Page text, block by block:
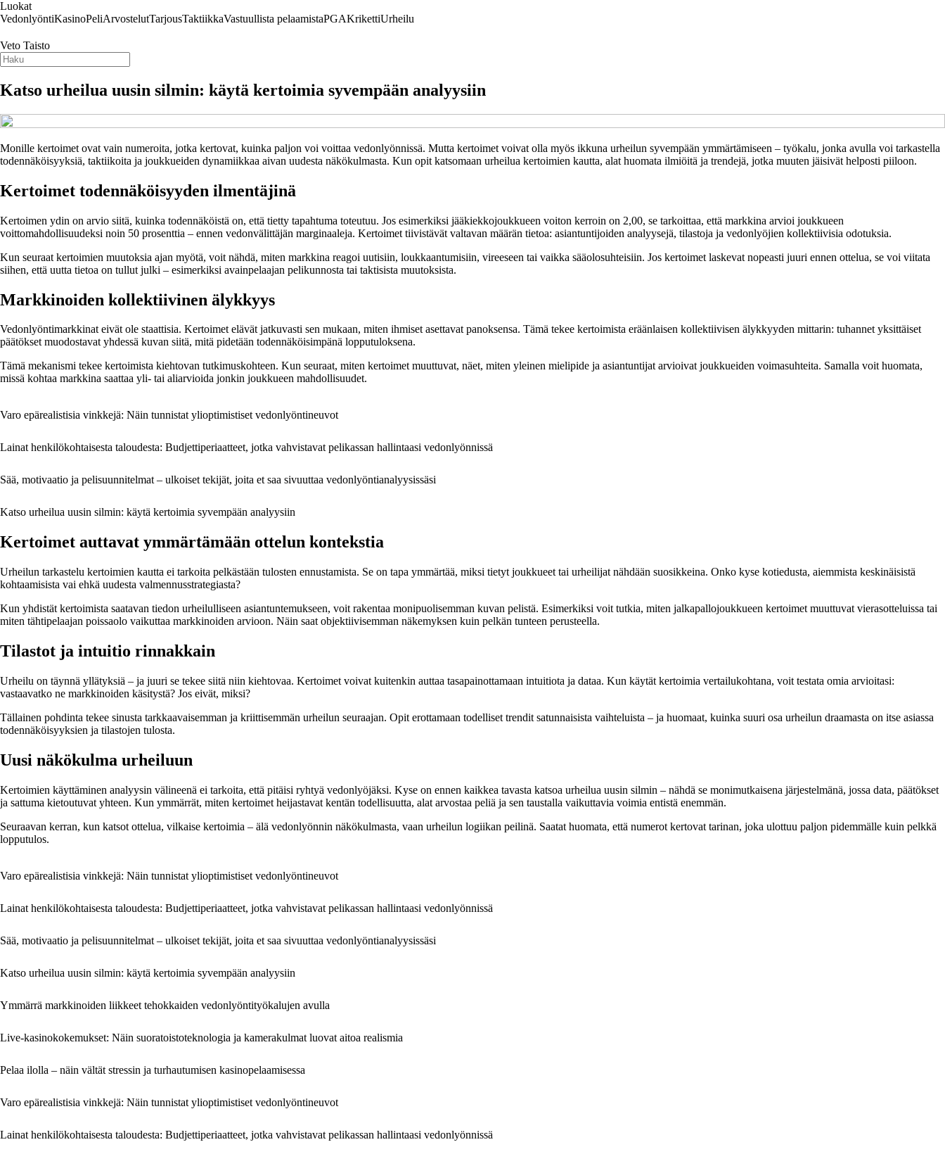
Luokat
VedonlyöntiKasinoPeliArvostelutTarjousTaktiikkaVastuullista pelaamistaPGAKrikettiUrheilu
Veto Taisto
Katso urheilua uusin silmin: käytä kertoimia syvempään analyysiin
Monille kertoimet ovat vain numeroita, jotka kertovat, kuinka paljon voi voittaa vedonlyönnissä. Mutta kertoimet voivat olla myös ikkuna urheilun syvempään ymmärtämiseen – työkalu, jonka avulla voi tarkastella
todennäköisyyksiä, taktiikoita ja joukkueiden dynamiikkaa aivan uudesta näkökulmasta. Kun opit katsomaan urheilua kertoimien kautta, alat huomata ilmiöitä ja trendejä, jotka muuten jäisivät helposti piiloon.
Kertoimet todennäköisyyden ilmentäjinä
Kertoimen ydin on arvio siitä, kuinka todennäköistä on, että tietty tapahtuma toteutuu. Jos esimerkiksi jääkiekkojoukkueen voiton kerroin on 2,00, se tarkoittaa, että markkina arvioi joukkueen
voittomahdollisuudeksi noin 50 prosenttia – ennen vedonvälittäjän marginaaleja. Kertoimet tiivistävät valtavan määrän tietoa: asiantuntijoiden analyysejä, tilastoja ja vedonlyöjien kollektiivisia odotuksia.
Kun seuraat kertoimien muutoksia ajan myötä, voit nähdä, miten markkina reagoi uutisiin, loukkaantumisiin, vireeseen tai vaikka sääolosuhteisiin. Jos kertoimet laskevat nopeasti juuri ennen ottelua, se voi viitata
siihen, että uutta tietoa on tullut julki – esimerkiksi avainpelaajan pelikunnosta tai taktisista muutoksista.
Markkinoiden kollektiivinen älykkyys
Vedonlyöntimarkkinat eivät ole staattisia. Kertoimet elävät jatkuvasti sen mukaan, miten ihmiset asettavat panoksensa. Tämä tekee kertoimista eräänlaisen kollektiivisen älykkyyden mittarin: tuhannet yksittäiset
päätökset muodostavat yhdessä kuvan siitä, mitä pidetään todennäköisimpänä lopputuloksena.
Tämä mekanismi tekee kertoimista kiehtovan tutkimuskohteen. Kun seuraat, miten kertoimet muuttuvat, näet, miten yleinen mielipide ja asiantuntijat arvioivat joukkueiden voimasuhteita. Samalla voit huomata,
missä kohtaa markkina saattaa yli- tai aliarvioida jonkin joukkueen mahdollisuudet.
Varo epärealistisia vinkkejä: Näin tunnistat ylioptimistiset vedonlyöntineuvot
Lainat henkilökohtaisesta taloudesta: Budjettiperiaatteet, jotka vahvistavat pelikassan hallintaasi vedonlyönnissä
Sää, motivaatio ja pelisuunnitelmat – ulkoiset tekijät, joita et saa sivuuttaa vedonlyöntianalyysissäsi
Katso urheilua uusin silmin: käytä kertoimia syvempään analyysiin
Kertoimet auttavat ymmärtämään ottelun kontekstia
Urheilun tarkastelu kertoimien kautta ei tarkoita pelkästään tulosten ennustamista. Se on tapa ymmärtää, miksi tietyt joukkueet tai urheilijat nähdään suosikkeina. Onko kyse kotiedusta, aiemmista keskinäisistä
kohtaamisista vai ehkä uudesta valmennusstrategiasta?
Kun yhdistät kertoimista saatavan tiedon urheilulliseen asiantuntemukseen, voit rakentaa monipuolisemman kuvan pelistä. Esimerkiksi voit tutkia, miten jalkapallojoukkueen kertoimet muuttuvat vierasotteluissa tai
miten tähtipelaajan poissaolo vaikuttaa markkinoiden arvioon. Näin saat objektiivisemman näkemyksen kuin pelkän tunteen perusteella.
Tilastot ja intuitio rinnakkain
Urheilu on täynnä yllätyksiä – ja juuri se tekee siitä niin kiehtovaa. Kertoimet voivat kuitenkin auttaa tasapainottamaan intuitiota ja dataa. Kun käytät kertoimia vertailukohtana, voit testata omia arvioitasi:
vastaavatko ne markkinoiden käsitystä? Jos eivät, miksi?
Tällainen pohdinta tekee sinusta tarkkaavaisemman ja kriittisemmän urheilun seuraajan. Opit erottamaan todelliset trendit satunnaisista vaihteluista – ja huomaat, kuinka suuri osa urheilun draamasta on itse asiassa
todennäköisyyksien ja tilastojen tulosta.
Uusi näkökulma urheiluun
Kertoimien käyttäminen analyysin välineenä ei tarkoita, että pitäisi ryhtyä vedonlyöjäksi. Kyse on ennen kaikkea tavasta katsoa urheilua uusin silmin – nähdä se monimutkaisena järjestelmänä, jossa data, päätökset
ja sattuma kietoutuvat yhteen. Kun ymmärrät, miten kertoimet heijastavat kentän todellisuutta, alat arvostaa peliä ja sen taustalla vaikuttavia voimia entistä enemmän.
Seuraavan kerran, kun katsot ottelua, vilkaise kertoimia – älä vedonlyönnin näkökulmasta, vaan urheilun logiikan peilinä. Saatat huomata, että numerot kertovat tarinan, joka ulottuu paljon pidemmälle kuin pelkkä
lopputulos.
Varo epärealistisia vinkkejä: Näin tunnistat ylioptimistiset vedonlyöntineuvot
Lainat henkilökohtaisesta taloudesta: Budjettiperiaatteet, jotka vahvistavat pelikassan hallintaasi vedonlyönnissä
Sää, motivaatio ja pelisuunnitelmat – ulkoiset tekijät, joita et saa sivuuttaa vedonlyöntianalyysissäsi
Katso urheilua uusin silmin: käytä kertoimia syvempään analyysiin
Ymmärrä markkinoiden liikkeet tehokkaiden vedonlyöntityökalujen avulla
Live-kasinokokemukset: Näin suoratoistoteknologia ja kamerakulmat luovat aitoa realismia
Pelaa ilolla – näin vältät stressin ja turhautumisen kasinopelaamisessa
Varo epärealistisia vinkkejä: Näin tunnistat ylioptimistiset vedonlyöntineuvot
Lainat henkilökohtaisesta taloudesta: Budjettiperiaatteet, jotka vahvistavat pelikassan hallintaasi vedonlyönnissä